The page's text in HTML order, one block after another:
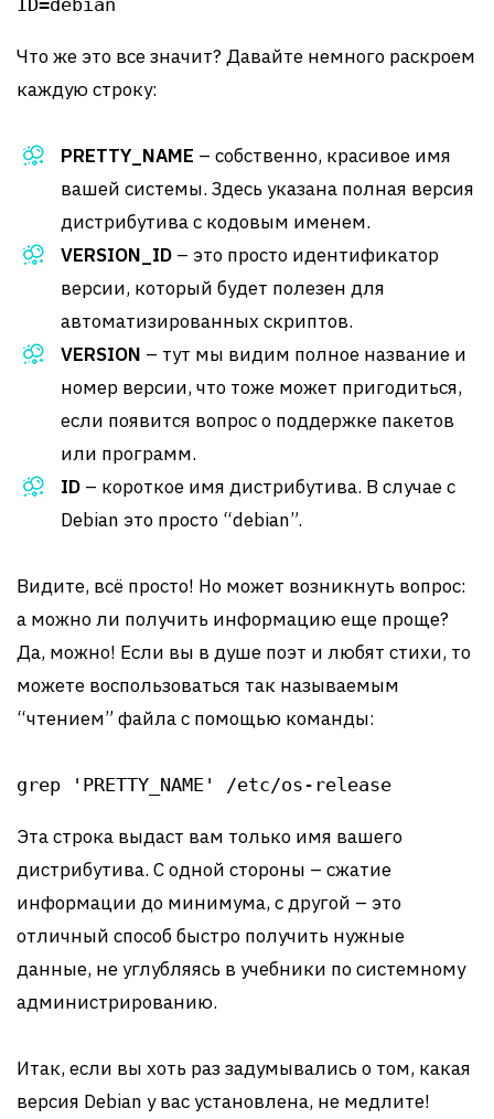
Что же это все значит? Давайте немного раскроем
каждую строку:
PRETTY_NAME – собственно, красивое имя
вашей системы. Здесь указана полная версия
дистрибутива с кодовым именем.
VERSION_ID – это просто идентификатор
версии, который будет полезен для
автоматизированных скриптов.
VERSION – тут мы видим полное название и
номер версии, что тоже может пригодиться,
если появится вопрос о поддержке пакетов
или программ.
ID – короткое имя дистрибутива. В случае с
Debian это просто “debian”.
Видите, всё просто! Но может возникнуть вопрос:
а можно ли получить информацию еще проще?
Да, можно! Если вы в душе поэт и любят стихи, то
можете воспользоваться так называемым
“чтением” файла с помощью команды:
grep 'PRETTY_NAME' /etc/os-release
Эта строка выдаст вам только имя вашего
дистрибутива. С одной стороны – сжатие
информации до минимума, с другой – это
отличный способ быстро получить нужные
данные, не углубляясь в учебники по системному
администрированию.
Итак, если вы хоть раз задумывались о том, какая
версия Debian у вас установлена, не медлите!